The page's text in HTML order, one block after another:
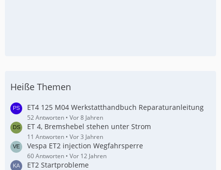
Heiße Themen
ET4 125 M04 Werkstatthandbuch Reparaturanleitung
52 Antworten Vor 8 Jahren
ET 4, Bremshebel stehen unter Strom
11 Antworten Vor 3 Jahren
Vespa ET2 injection Wegfahrsperre
60 Antworten Vor 12 Jahren
ET2 Startprobleme